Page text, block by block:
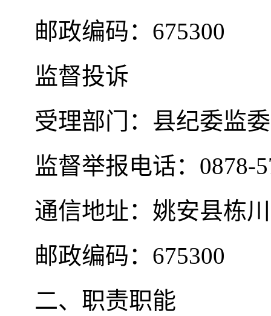
邮政编码：675300
监督投诉
受理部门：县纪委监
监督举报电话：0878-
通信地址：姚安县栋
邮政编码：675300
二、职责职能